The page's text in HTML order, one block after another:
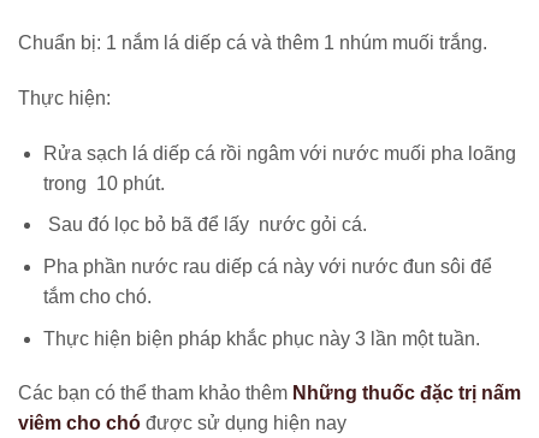
Chuẩn bị: 1 nắm lá diếp cá và thêm 1 nhúm muối trắng.
Thực hiện:
Rửa sạch lá diếp cá rồi ngâm với nước muối pha loãng
trong 10 phút.
Sau đó lọc bỏ bã để lấy nước gỏi cá.
Pha phần nước rau diếp cá này với nước đun sôi để
tắm cho chó.
Thực hiện biện pháp khắc phục này 3 lần một tuần.
Các bạn có thể tham khảo thêm Những thuốc đặc trị nấm
viêm cho chó được sử dụng hiện nay